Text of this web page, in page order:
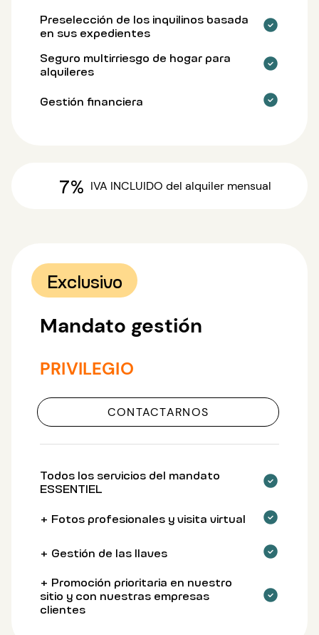
Preselección de los inquilinos basada
en sus expedientes
Seguro multirriesgo de hogar para
alquileres
Gestión financiera
7% IVA INCLUIDO del alquiler mensual
Exclusivo
Mandato gestión
PRIVILEGIO
CONTACTARNOS
Todos los servicios del mandato
ESSENTIEL
+ Fotos profesionales y visita virtual
+ Gestión de las llaves
+ Promoción prioritaria en nuestro
sitio y con nuestras empresas
clientes